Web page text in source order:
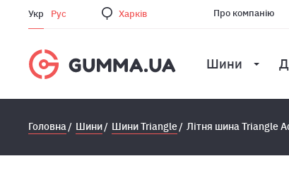
Укр Рус Харкiв Про компанію
Шини
Головна Шини Шини Triangle Лiтня шина Triangle